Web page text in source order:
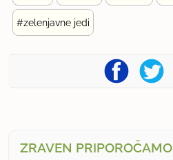
#zelenjavne jedi
ZRAVEN PRIPOROČAMO